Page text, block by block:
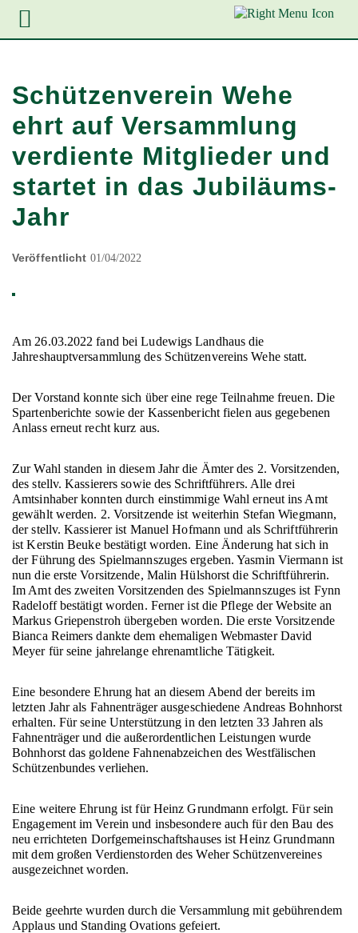
Schützenverein Wehe
ehrt auf Versammlung
verdiente Mitglieder und
startet in das Jubiläums-
Jahr
Veröffentlicht 01/04/2022
Am 26.03.2022 fand bei Ludewigs Landhaus die
Jahreshauptversammlung des Schützenvereins Wehe statt.
Der Vorstand konnte sich über eine rege Teilnahme freuen. Die
Spartenberichte sowie der Kassenbericht fielen aus gegebenen
Anlass erneut recht kurz aus.
Zur Wahl standen in diesem Jahr die Ämter des 2. Vorsitzenden,
des stellv. Kassierers sowie des Schriftführers. Alle drei
Amtsinhaber konnten durch einstimmige Wahl erneut ins Amt
gewählt werden. 2. Vorsitzende ist weiterhin Stefan Wiegmann,
der stellv. Kassierer ist Manuel Hofmann und als Schriftführerin
ist Kerstin Beuke bestätigt worden. Eine Änderung hat sich in
der Führung des Spielmannszuges ergeben. Yasmin Viermann ist
nun die erste Vorsitzende, Malin Hülshorst die Schriftführerin.
Im Amt des zweiten Vorsitzenden des Spielmannszuges ist Fynn
Radeloff bestätigt worden. Ferner ist die Pflege der Website an
Markus Griepenstroh übergeben worden. Die erste Vorsitzende
Bianca Reimers dankte dem ehemaligen Webmaster David
Meyer für seine jahrelange ehrenamtliche Tätigkeit.
Eine besondere Ehrung hat an diesem Abend der bereits im
letzten Jahr als Fahnenträger ausgeschiedene Andreas Bohnhorst
erhalten. Für seine Unterstützung in den letzten 33 Jahren als
Fahnenträger und die außerordentlichen Leistungen wurde
Bohnhorst das goldene Fahnenabzeichen des Westfälischen
Schützenbundes verliehen.
Eine weitere Ehrung ist für Heinz Grundmann erfolgt. Für sein
Engagement im Verein und insbesondere auch für den Bau des
neu errichteten Dorfgemeinschaftshauses ist Heinz Grundmann
mit dem großen Verdienstorden des Weher Schützenvereines
ausgezeichnet worden.
Beide geehrte wurden durch die Versammlung mit gebührendem
Applaus und Standing Ovations gefeiert.